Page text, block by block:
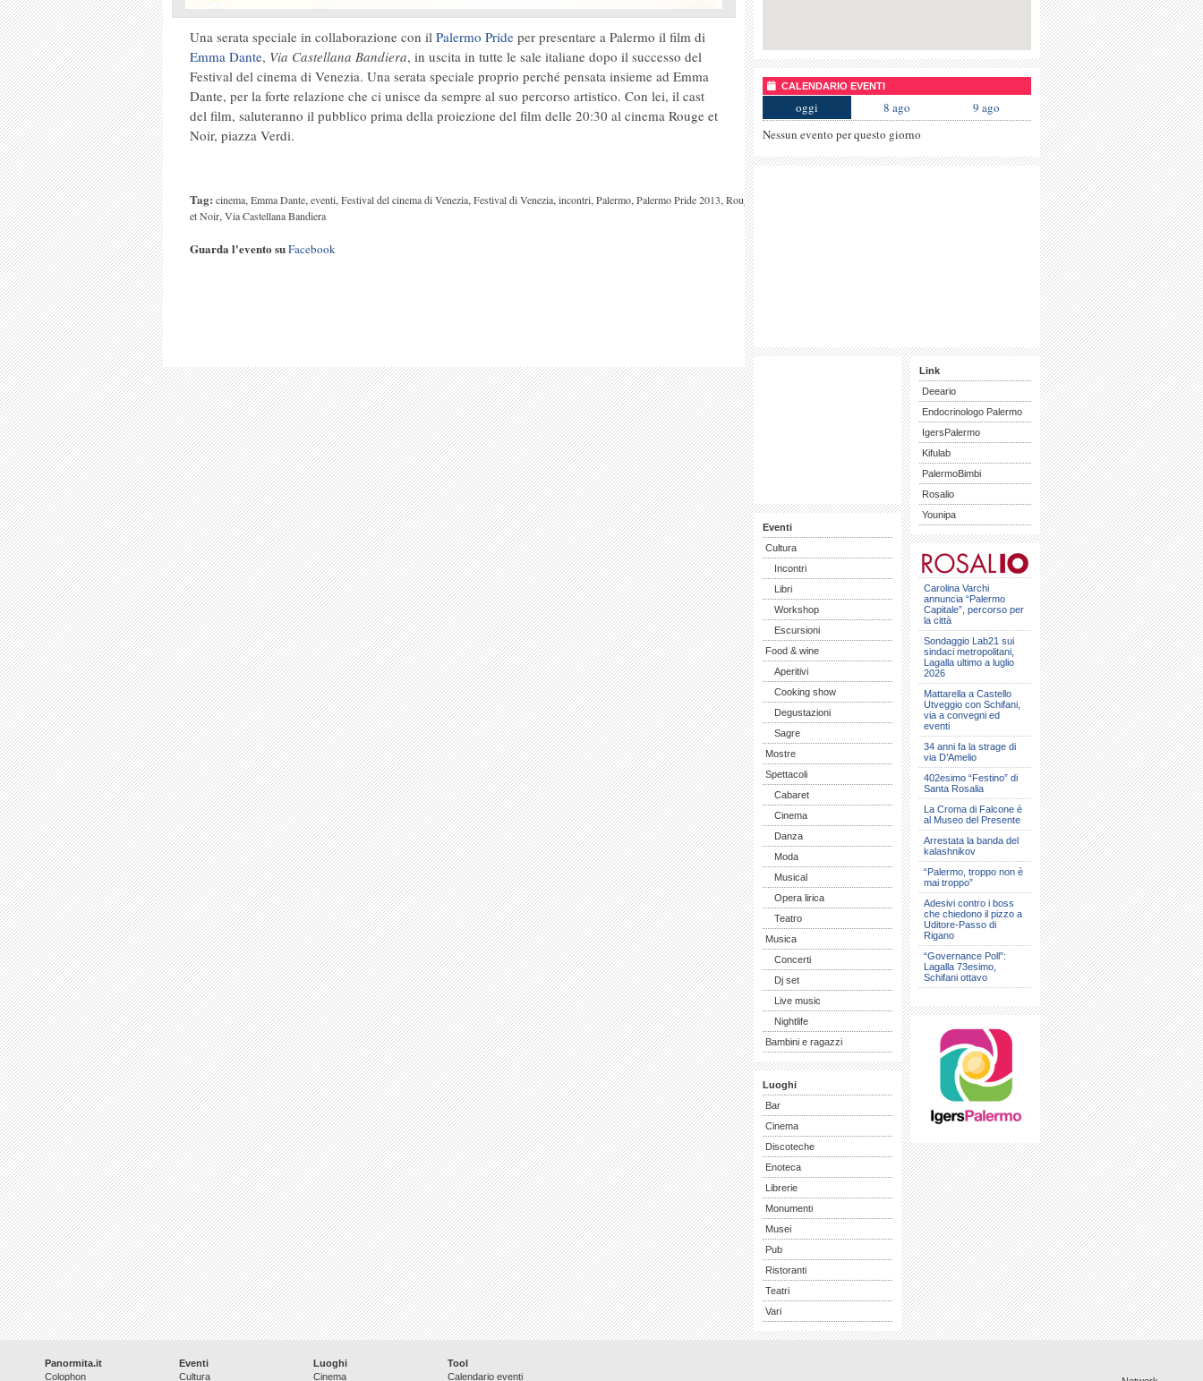
Una serata speciale in collaborazione con il Palermo Pride per presentare a Palermo il film di
Emma Dante, Via Castellana Bandiera, in uscita in tutte le sale italiane dopo il successo del
Festival del cinema di Venezia. Una serata speciale proprio perché pensata insieme ad Emma
Dante, per la forte relazione che ci unisce da sempre al suo percorso artistico. Con lei, il cast
del film, saluteranno il pubblico prima della proiezione del film delle 20:30 al cinema Rouge et
Noir, piazza Verdi.
Tag: cinema,Emma Dante,eventi,Festival del cinema di Venezia,Festival di Venezia,incontri,Palermo,Palermo Pride 2013,Rouge
et Noir,Via Castellana Bandiera
Guarda l'evento suFacebook
CALENDARIO EVENTI
oggi 8 ago
9 ago
Nessun evento per questo giorno
Eventi
Cultura
Incontri
Libri
Workshop
Escursioni
Food & wine
Aperitivi
Cooking show
Degustazioni
Sagre
Mostre
Spettacoli
Cabaret
Cinema
Danza
Moda
Musical
Opera lirica
Teatro
Musica
Concerti
Dj set
Live music
Nightlife
Bambini e ragazzi
Luoghi
Bar
Cinema
Discoteche
Enoteca
Librerie
Monumenti
Musei
Pub
Ristoranti
Teatri
Vari
Link
Deeario
Endocrinologo Palermo
IgersPalermo
Kifulab
PalermoBimbi
Rosalio
Younipa
Carolina Varchi
annuncia “Palermo
Capitale”, percorso per
la città
Sondaggio Lab21 sui
sindaci metropolitani,
Lagalla ultimo a luglio
2026
Mattarella a Castello
Utveggio con Schifani,
via a convegni ed
eventi
34 anni fa la strage di
via D’Amelio
402esimo “Festino” di
Santa Rosalia
La Croma di Falcone è
al Museo del Presente
Arrestata la banda del
kalashnikov
“Palermo, troppo non è
mai troppo”
Adesivi contro i boss
che chiedono il pizzo a
Uditore-Passo di
Rigano
“Governance Poll”:
Lagalla 73esimo,
Schifani ottavo
Panormita.it
Colophon
Eventi
Cultura
Luoghi
Cinema
Tool
Calendario eventi